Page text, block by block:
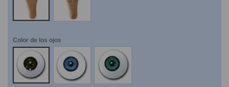
Color de los ojos
Marrones
Azules Verdes